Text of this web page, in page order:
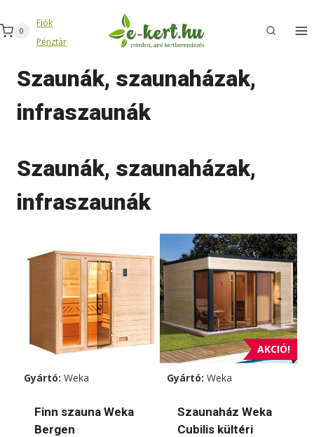
to
content
0
Fiók
Pénztár
Szaunák, szaunaházak,
infraszaunák
Szaunák, szaunaházak,
infraszaunák
Gyártó: Weka
Finn szauna Weka
Bergen
AKCIÓ!
Gyártó: Weka
Szaunaház Weka
Cubilis kültéri